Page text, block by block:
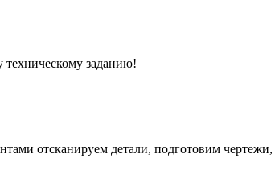
техническому заданию!
отсканируем детали, подготовим